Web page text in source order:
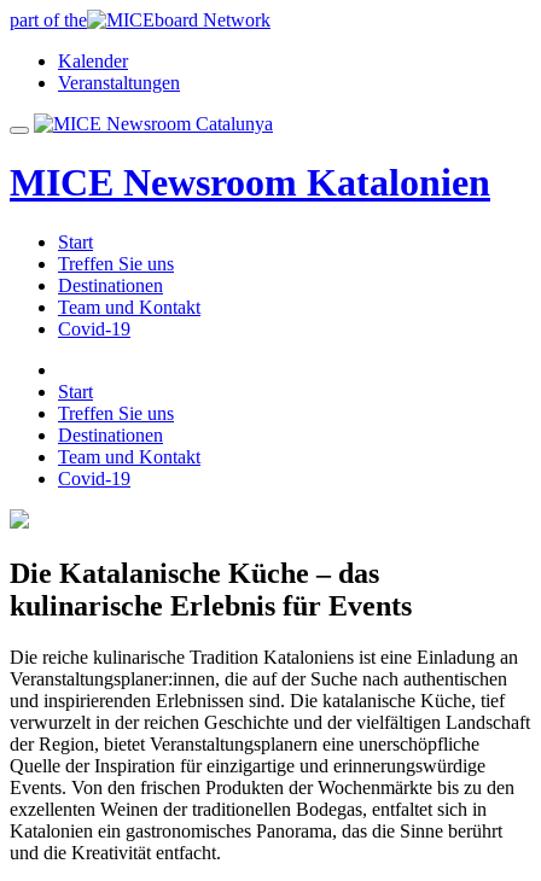
part of the
Kalender
Veranstaltungen
MICE Newsroom Katalonien
Start
Treffen Sie uns
Destinationen
Team und Kontakt
Covid-19
Start
Treffen Sie uns
Destinationen
Team und Kontakt
Covid-19
Die Katalanische Küche – das
kulinarische Erlebnis für Events
Die reiche kulinarische Tradition Kataloniens ist eine Einladung an
Veranstaltungsplaner:innen, die auf der Suche nach authentischen
und inspirierenden Erlebnissen sind. Die katalanische Küche, tief
verwurzelt in der reichen Geschichte und der vielfältigen Landschaft
der Region, bietet Veranstaltungsplanern eine unerschöpfliche
Quelle der Inspiration für einzigartige und erinnerungswürdige
Events. Von den frischen Produkten der Wochenmärkte bis zu den
exzellenten Weinen der traditionellen Bodegas, entfaltet sich in
Katalonien ein gastronomisches Panorama, das die Sinne berührt
und die Kreativität entfacht.